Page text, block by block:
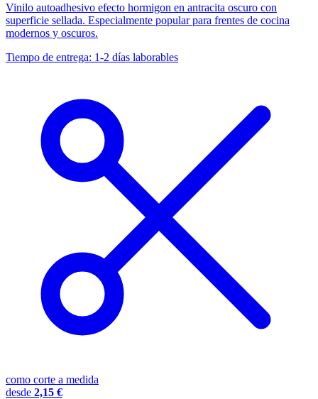
Vinilo autoadhesivo efecto hormigon en antracita oscuro con
superficie sellada. Especialmente popular para frentes de cocina
modernos y oscuros.
Tiempo de entrega: 1-2 días laborables
como corte a medida
desde 2,15 €